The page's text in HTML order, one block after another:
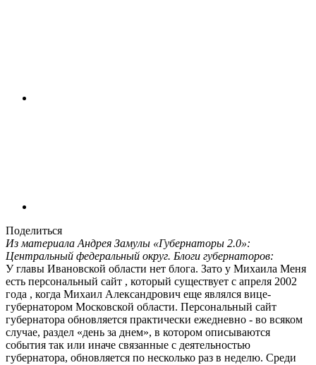
Поделиться
Из материала Андрея Замулы «Губернаторы 2.0»:
Центральный федеральный округ. Блоги губернаторов:
У главы Ивановской области нет блога. Зато у Михаила Меня
есть персональный сайт , который существует с апреля 2002
года , когда Михаил Александрович еще являлся вице-
губернатором Московской области. Персональный сайт
губернатора обновляется практически ежедневно - во всяком
случае, раздел «день за днем», в котором описываются
события так или иначе связанные с деятельностью
губернатора, обновляется по несколько раз в неделю. Среди